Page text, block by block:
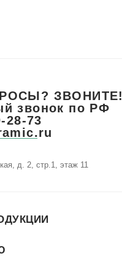
ЗВОНИТЕ!
звонок по РФ
28-73
д. 2, стр.1, этаж 11